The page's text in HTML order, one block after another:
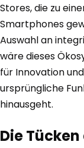
Stores, die zu
Smartphones
Auswahl an
wäre dieses
für Innovation
ursprüngliche
hinausgeht.
Die